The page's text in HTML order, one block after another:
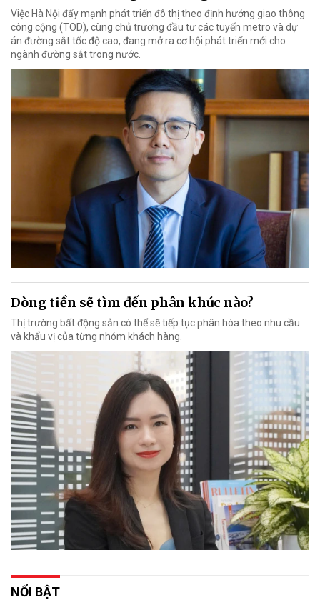
Việc Hà Nội đẩy mạnh phát triển đô thị theo định hướng giao thông
công cộng (TOD), cùng chủ trương đầu tư các tuyến metro và dự
án đường sắt tốc độ cao, đang mở ra cơ hội phát triển mới cho
ngành đường sắt trong nước.
Dòng tiền sẽ tìm đến phân khúc nào?
Thị trường bất động sản có thể sẽ tiếp tục phân hóa theo nhu cầu
và khẩu vị của từng nhóm khách hàng.
NỔI BẬT